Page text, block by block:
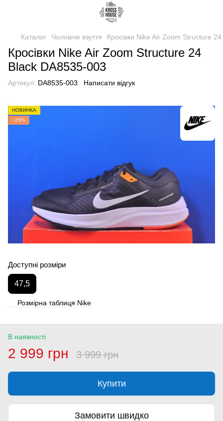
Каталог Чоловіче взуття Кросівки Nike Air Zoom Structure
Кросівки Nike Air Zoom Structure 24
Black DA8535-003
Артикул: DA8535-003 Написати відгук
НОВИНКА
−25%
Доступні розміри
47,5
Розмірна таблиця Nike
В наявності
2 999 грн 3 999 грн
Купити
Замовити швидко